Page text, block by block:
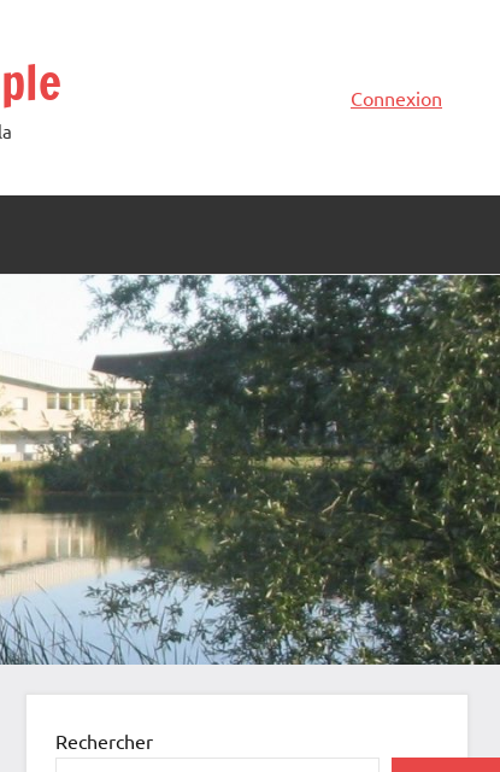
Connexion
Rechercher